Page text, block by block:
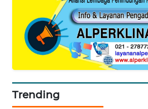
Trending
MARTABAT
NET
PLN
WATCH
MKLI